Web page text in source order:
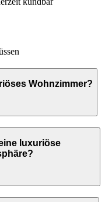
Wohnzimmer?
luxuriöse